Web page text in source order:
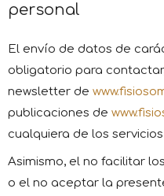
personal
El envío de datos de
obligatorio para
newsletter de
publicaciones de
cualquiera de los
Asimismo, el no facilitar
o el no aceptar la